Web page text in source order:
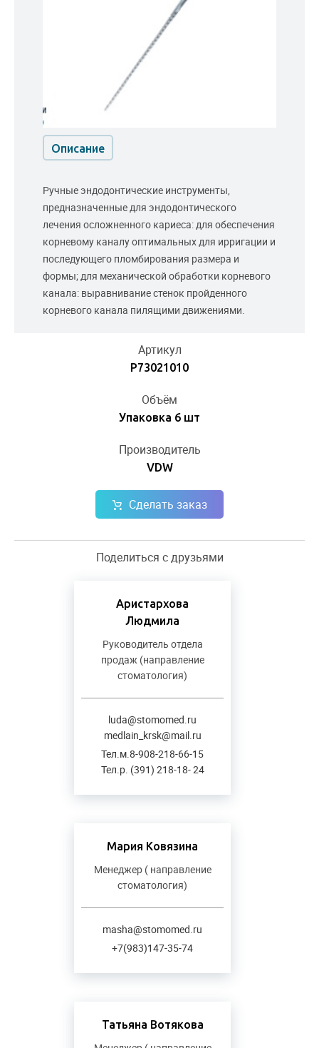
Артикул
P73021010
Объём
Упаковка 6 шт
Производитель
VDW
Сделать заказ
Поделиться с друзьями
Аристархова
Людмила
Руководитель отдела
продаж (направление
стоматология)
luda@stomomed.ru
medlain_krsk@mail.ru
Тел.м.8-908-218-66-15
Тел.р. (391) 218-18- 24
Мария Ковязина
Менеджер ( направление
стоматология)
masha@stomomed.ru
+7(983)147-35-74
Татьяна Вотякова
Описание
Ручные эндодонтические инструменты,
предназначенные для эндодонтического
лечения осложненного кариеса: для обеспечения
корневому каналу оптимальных для ирригации и
последующего пломбирования размера и
формы; для механической обработки корневого
канала: выравнивание стенок пройденного
корневого канала пилящими движениями.